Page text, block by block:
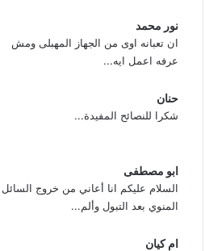
نور محمد
ان تعبانه اوى من الجهاز المهبلى ومش
عرفه اعمل ايه...
حنان
شكرا للنصائح المفيدة...
ابو مصطفى
السلام عليكم انا أعاني من خروج السائل
المنوي بعد التبول وألم...
ام كيان